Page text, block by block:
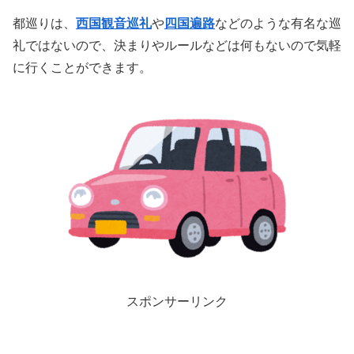
都巡りは、 西国観音巡礼や四国遍路などのような有名な巡
礼ではないので、決まりやルールなどは何もないので気軽
に行くことができます。
スポンサーリンク